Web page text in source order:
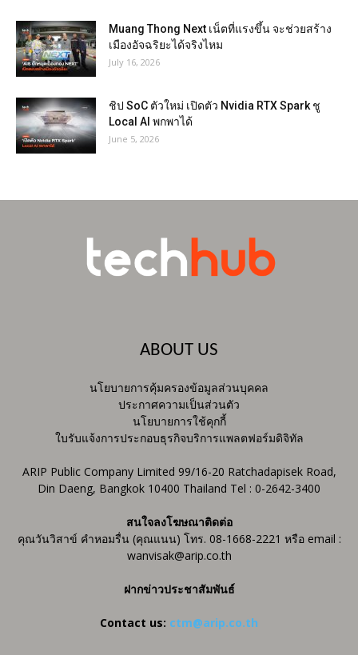
Muang Thong Next เน็ตที่แรงขึ้น จะช่วยสร้าง
เมืองอัจฉริยะได้จริงไหม
July 16, 2026
ชิป SoC ตัวใหม่ เปิดตัว Nvidia RTX Spark ชู
Local AI พกพาได้
June 5, 2026
ABOUT US
นโยบายการคุ้มครองข้อมูลส่วนบุคคล
ประกาศความเป็นส่วนตัว
นโยบายการใช้คุกกี้
ใบรับแจ้งการประกอบธุรกิจบริการแพลตฟอร์มดิจิทัล
ARIP Public Company Limited 99/16-20 Ratchadapisek Road,
Din Daeng, Bangkok 10400 Thailand Tel : 0-2642-3400
สนใจลงโฆษณาติดต่อ
คุณวันวิสาข์ คำหอมรื่น (คุณแนน) โทร. 08-1668-2221 หรือ email :
wanvisak@arip.co.th
ฝากข่าวประชาสัมพันธ์
Contact us: ctm@arip.co.th